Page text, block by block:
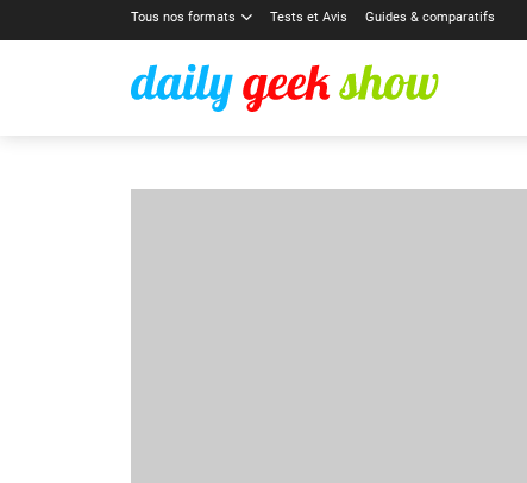
Tous nos formats Tests et Avis Guides & comparatifs